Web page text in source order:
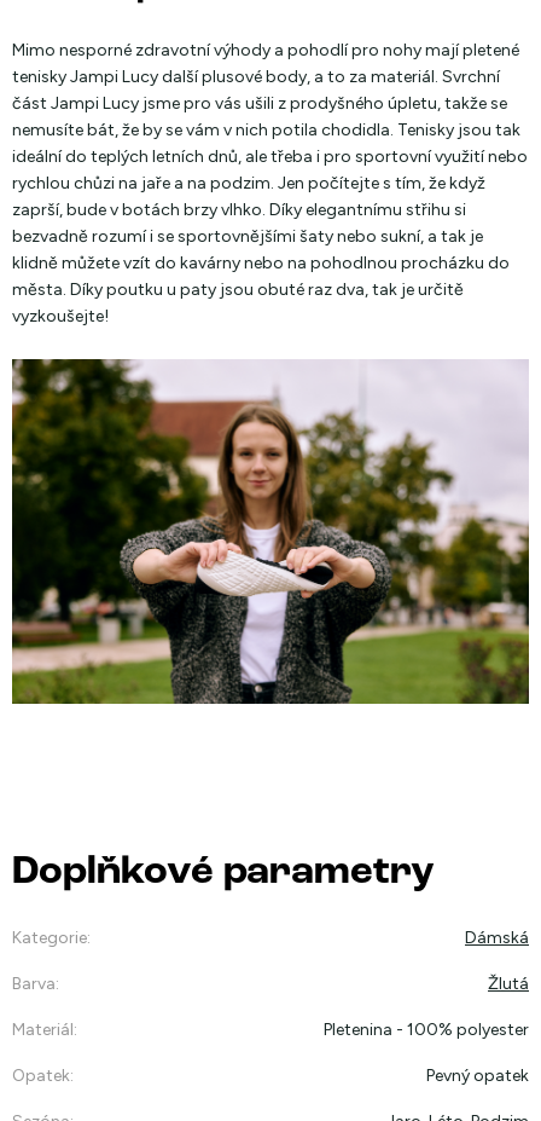
Mimo nesporné zdravotní výhody a pohodlí pro nohy mají pletené
tenisky Jampi Lucy další plusové body, a to za materiál. Svrchní
část Jampi Lucy jsme pro vás ušili z prodyšného úpletu, takže se
nemusíte bát, že by se vám v nich potila chodidla. Tenisky jsou tak
ideální do teplých letních dnů, ale třeba i pro sportovní využití nebo
rychlou chůzi na jaře a na podzim. Jen počítejte s tím, že když
zaprší, bude v botách brzy vlhko. Díky elegantnímu střihu si
bezvadně rozumí i se sportovnějšími šaty nebo sukní, a tak je
klidně můžete vzít do kavárny nebo na pohodlnou procházku do
města. Díky poutku u paty jsou obuté raz dva, tak je určitě
vyzkoušejte!
Doplňkové parametry
Kategorie: Dámská
Barva: Žlutá
Materiál: Pletenina - 100% polyester
Opatek: Pevný opatek